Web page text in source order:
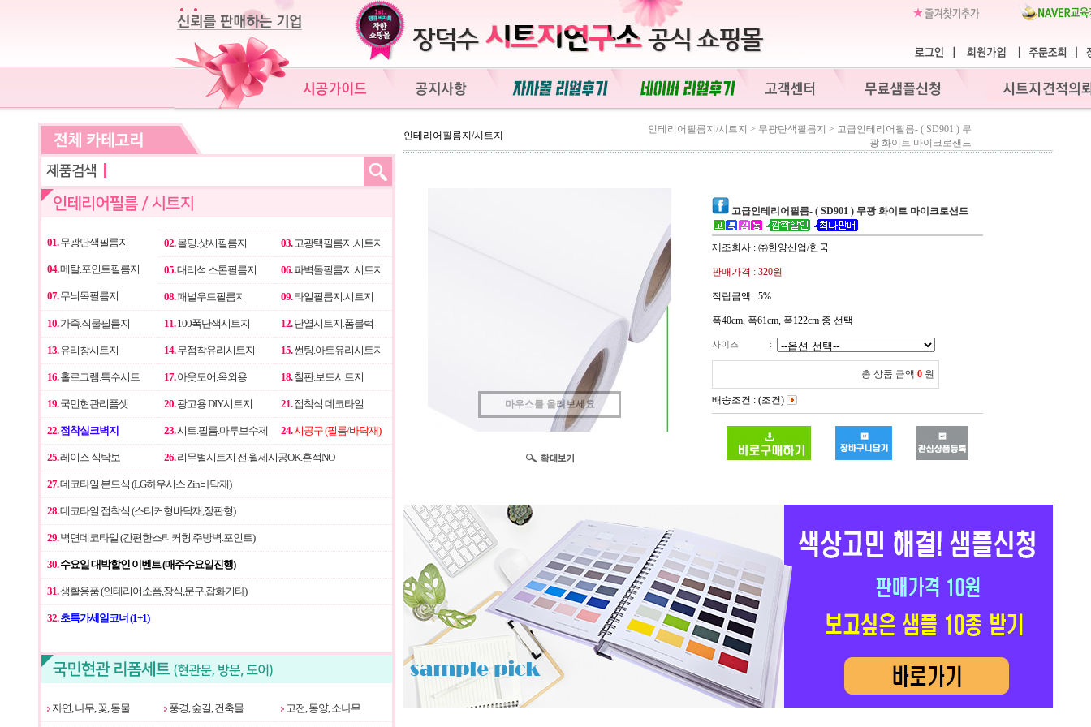
01.무광단색필름지 02.몰딩.샷시필름지 03.고광택필름지.시트지
04.메탈.포인트필름지 05.대리석.스톤필름지 06.파벽돌필름지.시트지
07.무늬목필름지 08.패널우드필름지 09.타일필름지.시트지
10.가죽.직물필름지 11.100폭단색시트지 12.단열시트지.폼블럭
13.유리창시트지 14.무점착유리시트지 15.썬팅.아트유리시트지
16.홀로그램.특수시트 17.아웃도어.옥외용 18.칠판.보드시트지
19.국민현관리폼셋 20.광고용.DIY시트지 21.접착식 데코타일
22. 점착실크벽지 23.시트.필름.마루보수제 24.시공구 (필름/바닥재)
25.레이스 식탁보 26.리무벌시트지 전.월세시공OK.흔적NO
27.데코타일 본드식 (LG하우시스 Zin바닥재)
28.데코타일 접착식 (스티커형바닥재,장판형)
29.벽면데코타일 (간편한스티커형.주방벽.포인트)
30.수요일 대박할인 이벤트 (매주수요일진행)
31.생활용품 (인테리어소품,장식,문구,잡화기타)
32.초특가세일코너 (1+1)
자연, 나무, 꽃, 동물 풍경, 숲길, 건축물 고전, 동양, 소나무
인테리어필름지/시트지
인테리어필름지/시트지 > 무광단색필름지 > 고급인테리어필름- ( SD901 ) 무
광 화이트 마이크로샌드
마우스를 올려보세요
고급인테리어필름- ( SD901 ) 무광 화이트 마이크로샌드
제조회사 : ㈜한양산업/한국
판매가격 : 320원
적립금액 : 5%
폭40cm, 폭61cm, 폭122cm 중 선택
사이즈 :
총 상품 금액 0 원
배송조건 : (조건)